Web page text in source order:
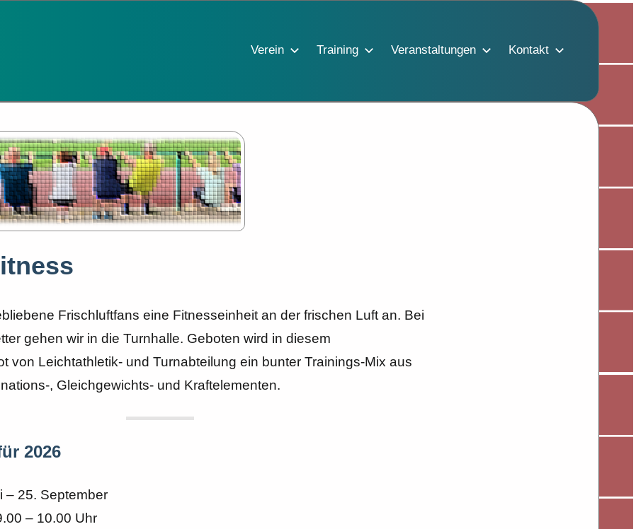
Verein Training Veranstaltungen Kontakt
Frischluftfans eine Fitnesseinheit an der frischen Luft an. Bei
gehen wir in die Turnhalle. Geboten wird in diesem
von Leichtathletik- und Turnabteilung ein bunter Trainings-Mix aus
, Gleichgewichts- und Kraftelementen.
2026
– 25. September
– 10.00 Uhr